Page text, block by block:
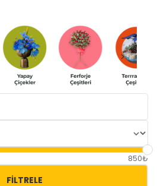
850₺
FILTRELE